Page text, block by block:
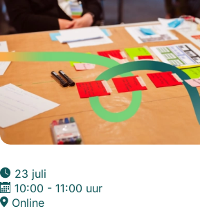
23 juli
10:00 - 11:00 uur
Online